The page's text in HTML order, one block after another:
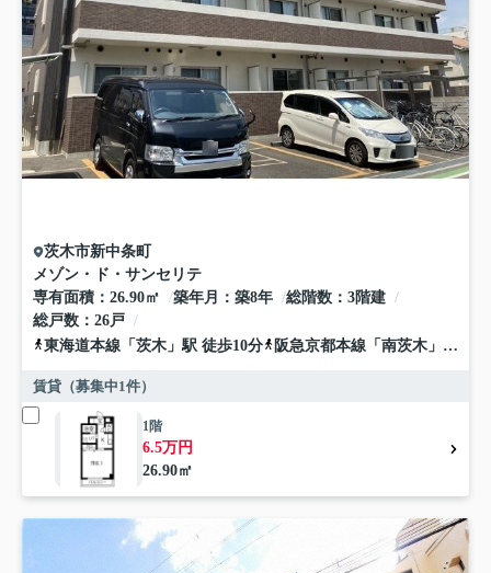
茨木市新中条町
メゾン・ド・サンセリテ
専有面積
26.90㎡ 築年月 築8年 総階数
3階建
総戸数
26戸
東海道本線 「 茨木 」駅 徒歩10分 阪急京都本線 「 南茨木 」駅 徒歩13分
賃貸（募集中1件）
1階
6.5万円
26.90㎡